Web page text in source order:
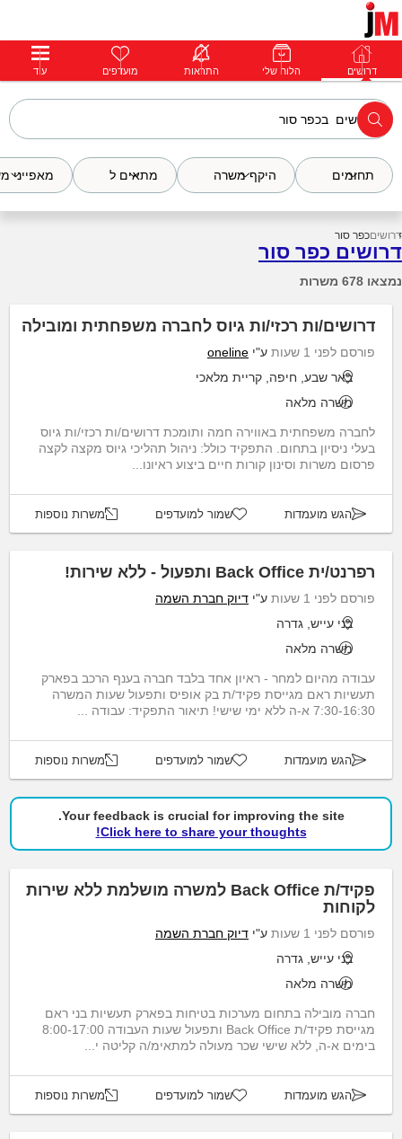
דרושים פרופילים הודעות פרימיום דרושים הלוח שלי התראות מועדפים עוד
תחומים היקף משרה מתאים ל מאפייני
דרושיםכפר סור
דרושים כפר סור
נמצאו 678 משרות
דרושים/ות רכזי/ות גיוס לחברה משפחתית ומובילה
פורסם לפני 1 שעות ע"י oneline
באר שבע, חיפה, קריית מלאכי
משרה מלאה
לחברה משפחתית באווירה חמה ותומכת דרושים/ות רכזי/ות גיוס
בעלי ניסיון בתחום. התפקיד כולל: ניהול תהליכי גיוס מקצה לקצה
פרסום משרות וסינון קורות חיים ביצוע ראיונו...
הגש מועמדות שמור למועדפים משרות נוספות
רפרנט/ית Back Office ותפעול - ללא שירות!
פורסם לפני 1 שעות ע"י דיוק חברת השמה
בני עייש, גדרה
משרה מלאה
עבודה מהיום למחר - ראיון אחד בלבד חברה בענף הרכב בפארק
תעשיות ראם מגייסת פקיד/ת בק אופיס ותפעול שעות המשרה
7:30-16:30 א-ה ללא ימי שישי! תיאור התפקיד: עבודה ...
הגש מועמדות שמור למועדפים משרות נוספות
Your feedback is crucial for improving the site.
Click here to share your thoughts!
פקיד/ת Back Office למשרה מושלמת ללא שירות
לקוחות
פורסם לפני 1 שעות ע"י דיוק חברת השמה
בני עייש, גדרה
משרה מלאה
חברה מובילה בתחום מערכות בטיחות בפארק תעשיות בני ראם
מגייסת פקיד/ת Back Office ותפעול שעות העבודה 8:00-17:00
בימים א-ה, ללא שישי שכר מעולה למתאימ/ה קליטה י...
הגש מועמדות שמור למועדפים משרות נוספות